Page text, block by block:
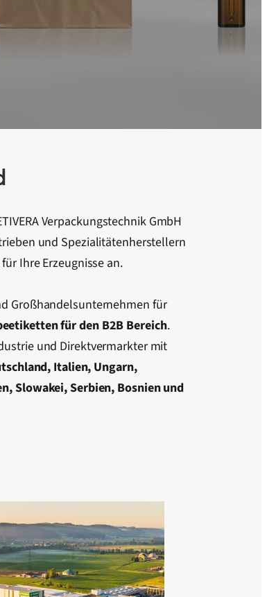
Verpackungstechnik GmbH
und Spezialitätenherstellern
Ihre Erzeugnisse an.
Großhandelsunternehmen für
für den B2B Bereich.
und Direktvermarkter mit
Italien, Ungarn,
Slowakei, Serbien, Bosnien und